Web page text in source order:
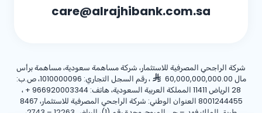
care@alrajhibank.com.sa
شركة الراجحي المصرفية للاستثمار، شركة مساهمة سعودية، مساهمة برأس
مال 60,000,000,000.00
، رقم السجل التجاري: 1010000096، ص.ب:
28 الرياض 11411 المملكة العربية السعودية، هاتف:
+ 966920003344 ،
8001244455 العنوان الوطني: شركة الراجحي المصرفية للاستثمار، 8467